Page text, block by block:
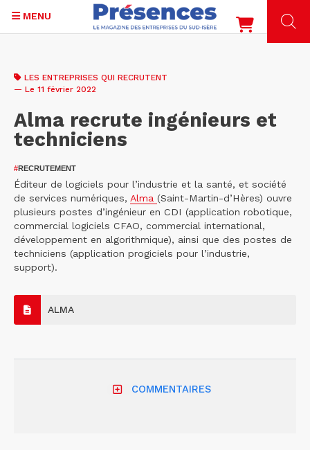
contenu
MENU
LES ENTREPRISES QUI RECRUTENT
— Le 11 février 2022
Alma recrute ingénieurs et
techniciens
#RECRUTEMENT
Éditeur de logiciels pour l’industrie et la santé, et société
de services numériques, Alma (Saint-Martin-d’Hères) ouvre
plusieurs postes d’ingénieur en CDI (application robotique,
commercial logiciels CFAO, commercial international,
développement en algorithmique), ainsi que des postes de
techniciens (application progiciels pour l’industrie,
support).
ALMA
COMMENTAIRES